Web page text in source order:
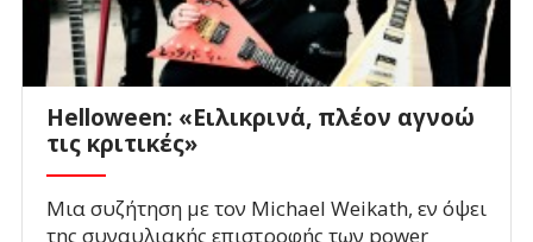
Helloween: «Ειλικρινά, πλέον αγνοώ
τις κριτικές»
Μια συζήτηση με τον Michael Weikath, εν όψει
της συναυλιακής επιστροφής των power